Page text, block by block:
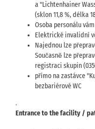
a "Lichtenhainer
(sklon 11,8 %, délka
Osoba personálu
Elektrické invalidní
Najednou lze
Současně lze
registraci skupin
přímo na zastávce
bezbariérové WC
.
Entrance to the facility /